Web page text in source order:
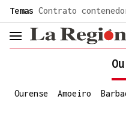
Temas Contrato
header.menu.open
Ourense Amoeiro